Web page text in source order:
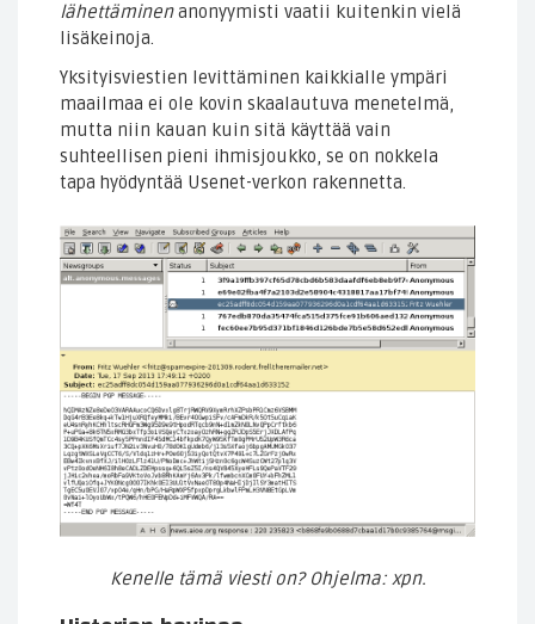
lähettäminenanonyymisti vaatii kuitenkin vielä
lisäkeinoja.
Yksityisviestien levittäminen kaikkialle ympäri
maailmaa ei ole kovin skaalautuva menetelmä,
mutta niin kauan kuin sitä käyttää vain
suhteellisen pieni ihmisjoukko, se on nokkela
tapa hyödyntää Usenet-verkon rakennetta.
Kenelle tämä viesti on? Ohjelma: xpn.